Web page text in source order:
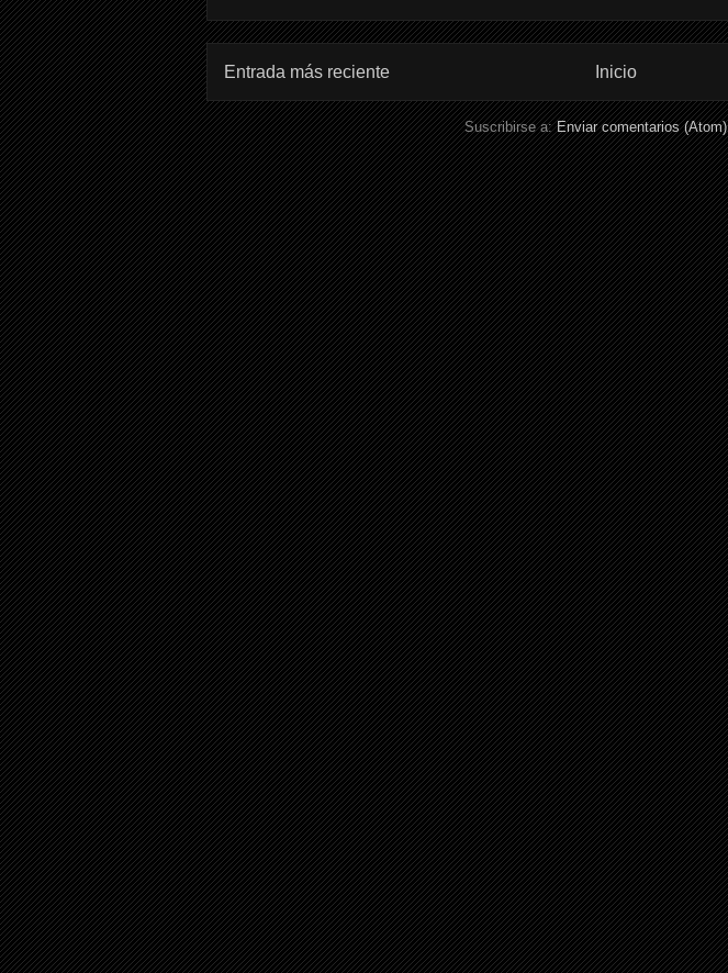
Entrada más reciente Inicio
Suscribirse a:Enviar comentarios (Atom)